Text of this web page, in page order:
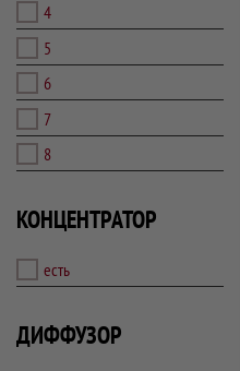
4
5
6
7
8
КОНЦЕНТРАТОР
есть
ДИФФУЗОР